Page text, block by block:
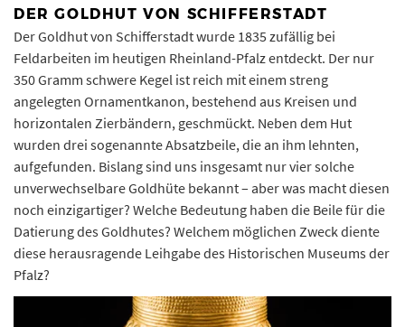
DER GOLDHUT VON SCHIFFERSTADT
Der Goldhut von Schifferstadt wurde 1835 zufällig bei
Feldarbeiten im heutigen Rheinland-Pfalz entdeckt. Der nur
350 Gramm schwere Kegel ist reich mit einem streng
angelegten Ornamentkanon, bestehend aus Kreisen und
horizontalen Zierbändern, geschmückt. Neben dem Hut
wurden drei sogenannte Absatzbeile, die an ihm lehnten,
aufgefunden. Bislang sind uns insgesamt nur vier solche
unverwechselbare Goldhüte bekannt – aber was macht diesen
noch einzigartiger? Welche Bedeutung haben die Beile für die
Datierung des Goldhutes? Welchem möglichen Zweck diente
diese herausragende Leihgabe des Historischen Museums der
Pfalz?